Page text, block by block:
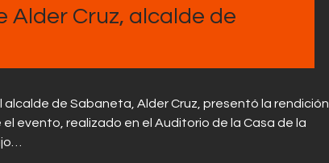
La APP
Alder Cruz, alcalde de
de Sabaneta, Alder Cruz, presentó la rendición
evento, realizado en el Auditorio de la Casa de la